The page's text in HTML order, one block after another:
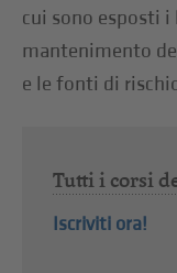
cui sono esposti
mantenimento
e le fonti di
Tutti i corsi
Iscriviti ora!